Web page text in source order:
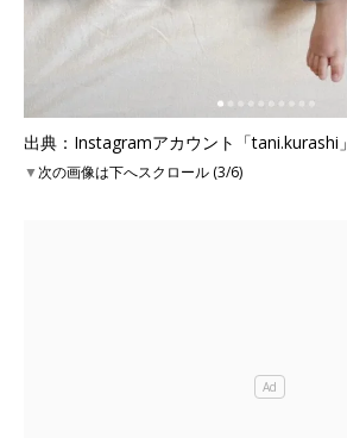
出典：Instagramアカウント「tani.kurashi」
▼次の画像は下へスクロール (3/6)